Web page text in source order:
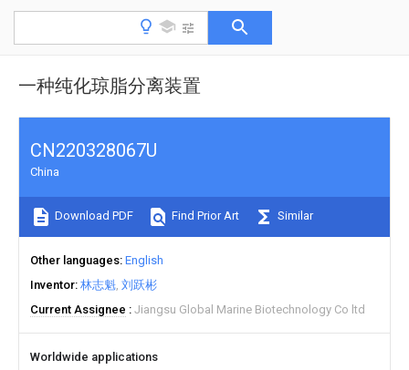
一种纯化琼脂分离装置
CN220328067U
China
Download PDF Find Prior Art Similar
Other languages English
Inventor 林志魁 刘跃彬
Current Assignee
Jiangsu Global Marine Biotechnology Co ltd
Worldwide applications